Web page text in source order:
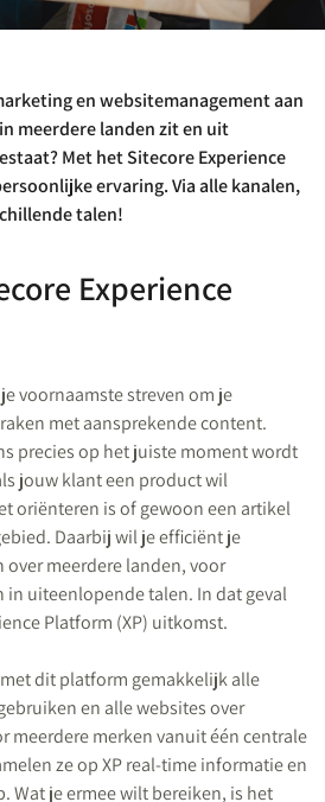
enwebsitemanagement aan
meerdere landen zit en uit
Met het Sitecore Experience
ervaring. Via alle kanalen,
talen!
Experience
voornaamste streven om je
met aansprekende content.
precies op het juiste moment wordt
jouw klant een product wil
oriënteren is of gewoon een artikel
Daarbij wil je efficiënt je
meerdere landen, voor
in uiteenlopende talen. In dat geval
Platform (XP) uitkomst.
dit platform gemakkelijk alle
en alle websites over
meerdere merken vanuit één centrale
ze op XP real-time informatie en
Wat je ermee wilt bereiken, is het